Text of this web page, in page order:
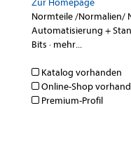
Zur Homepage
Normteile /Normalien/
Automatisierung +
Bits · mehr...
Katalog vorhanden
Online-Shop
Premium-Profil